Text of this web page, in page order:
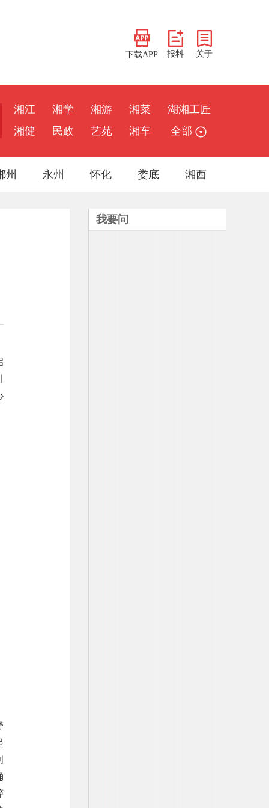
下载APP 报料 关于
湘江 湘学 湘游 湘菜
湖湘工匠
湘健
民政 艺苑 湘车 全部
州 永州 怀化 娄底 湘西
我要问